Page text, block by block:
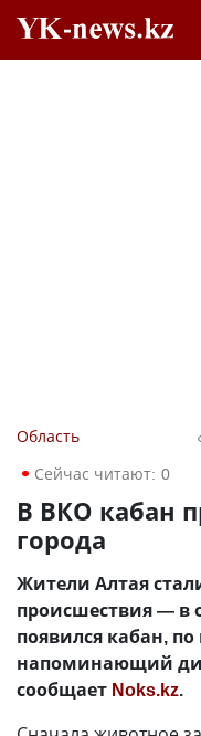
Область
Сейчас читают: 0
В ВКО кабан
города
Жители Алтая
происшествия — в
появился кабан,
напоминающий
сообщает Noks.kz.